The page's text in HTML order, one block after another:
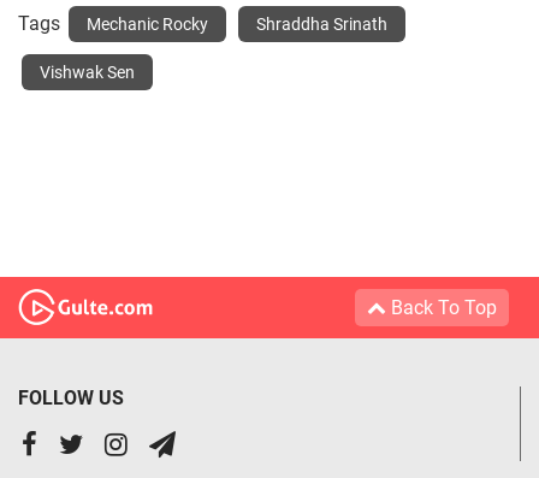
Tags Mechanic Rocky Shraddha Srinath
Vishwak Sen
Back To Top
FOLLOW US